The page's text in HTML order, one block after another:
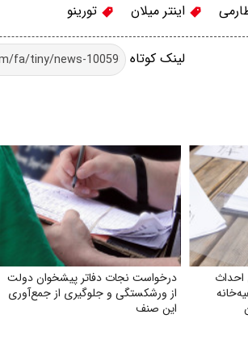
اینتر میلان تورینو
لینک کوتاه
احداث
درخواست نجات دفاتر پیشخوان دولت
از ورشکستگی و جلوگیری از جمع‌آوری
این صنف